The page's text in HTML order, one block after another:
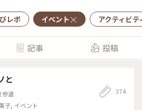
レポ イベント アクティビテ
記事 投稿
と
参道
子, イベント
374